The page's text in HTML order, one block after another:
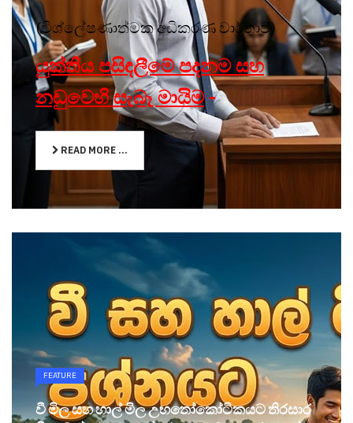
(විශ්ලේෂණාත්මක අධිකරණ වාර්තාව)
යුක්තිය පසිඳලීමේ පදනම සහ
නඩුවෙහි සැබෑ මායිම-
READ MORE ...
FEATURE
වී මිල සහ හාල් මිල උභතෝකෝටිකයට තිරසාර